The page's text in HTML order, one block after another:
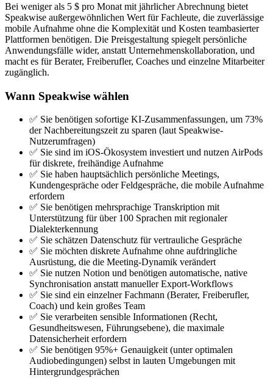
Bei weniger als 5 $ pro Monat mit jährlicher Abrechnung bietet
Speakwise außergewöhnlichen Wert für Fachleute, die zuverlässige
mobile Aufnahme ohne die Komplexität und Kosten teambasierter
Plattformen benötigen. Die Preisgestaltung spiegelt persönliche
Anwendungsfälle wider, anstatt Unternehmenskollaboration, und
macht es für Berater, Freiberufler, Coaches und einzelne Mitarbeiter
zugänglich.
Wann Speakwise wählen
✅ Sie benötigen sofortige KI-Zusammenfassungen, um 73%
der Nachbereitungszeit zu sparen (laut Speakwise-
Nutzerumfragen)
✅ Sie sind im iOS-Ökosystem investiert und nutzen AirPods
für diskrete, freihändige Aufnahme
✅ Sie haben hauptsächlich persönliche Meetings,
Kundengespräche oder Feldgespräche, die mobile Aufnahme
erfordern
✅ Sie benötigen mehrsprachige Transkription mit
Unterstützung für über 100 Sprachen mit regionaler
Dialekterkennung
✅ Sie schätzen Datenschutz für vertrauliche Gespräche
✅ Sie möchten diskrete Aufnahme ohne aufdringliche
Ausrüstung, die die Meeting-Dynamik verändert
✅ Sie nutzen Notion und benötigen automatische, native
Synchronisation anstatt manueller Export-Workflows
✅ Sie sind ein einzelner Fachmann (Berater, Freiberufler,
Coach) und kein großes Team
✅ Sie verarbeiten sensible Informationen (Recht,
Gesundheitswesen, Führungsebene), die maximale
Datensicherheit erfordern
✅ Sie benötigen 95%+ Genauigkeit (unter optimalen
Audiobedingungen) selbst in lauten Umgebungen mit
Hintergrundgesprächen